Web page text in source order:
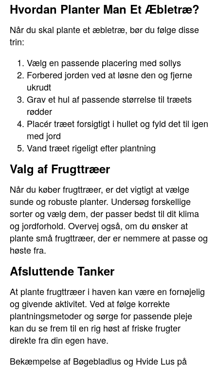
Hvordan Planter Man Et Æbletræ?
Når du skal plante et æbletræ, bør du følge disse
trin:
Vælg en passende placering med sollys
Forbered jorden ved at løsne den og fjerne
ukrudt
Grav et hul af passende størrelse til træets
rødder
Placér træet forsigtigt i hullet og fyld det til igen
med jord
Vand træet rigeligt efter plantning
Valg af Frugttræer
Når du køber frugttræer, er det vigtigt at vælge
sunde og robuste planter. Undersøg forskellige
sorter og vælg dem, der passer bedst til dit klima
og jordforhold. Overvej også, om du ønsker at
plante små frugttræer, der er nemmere at passe og
høste fra.
Afsluttende Tanker
At plante frugttræer i haven kan være en fornøjelig
og givende aktivitet. Ved at følge korrekte
plantningsmetoder og sørge for passende pleje
kan du se frem til en rig høst af friske frugter
direkte fra din egen have.
Bekæmpelse af Bøgebladlus og Hvide Lus på